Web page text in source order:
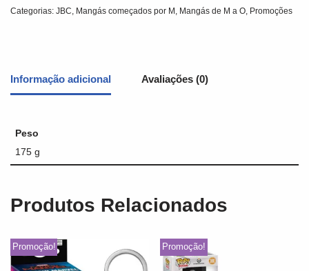
Categorias: JBC Mangás começados por M Mangás de M a O Promoções
Informação adicional Avaliações (0)
Peso
175 g
Produtos Relacionados
Promoção! Promoção!